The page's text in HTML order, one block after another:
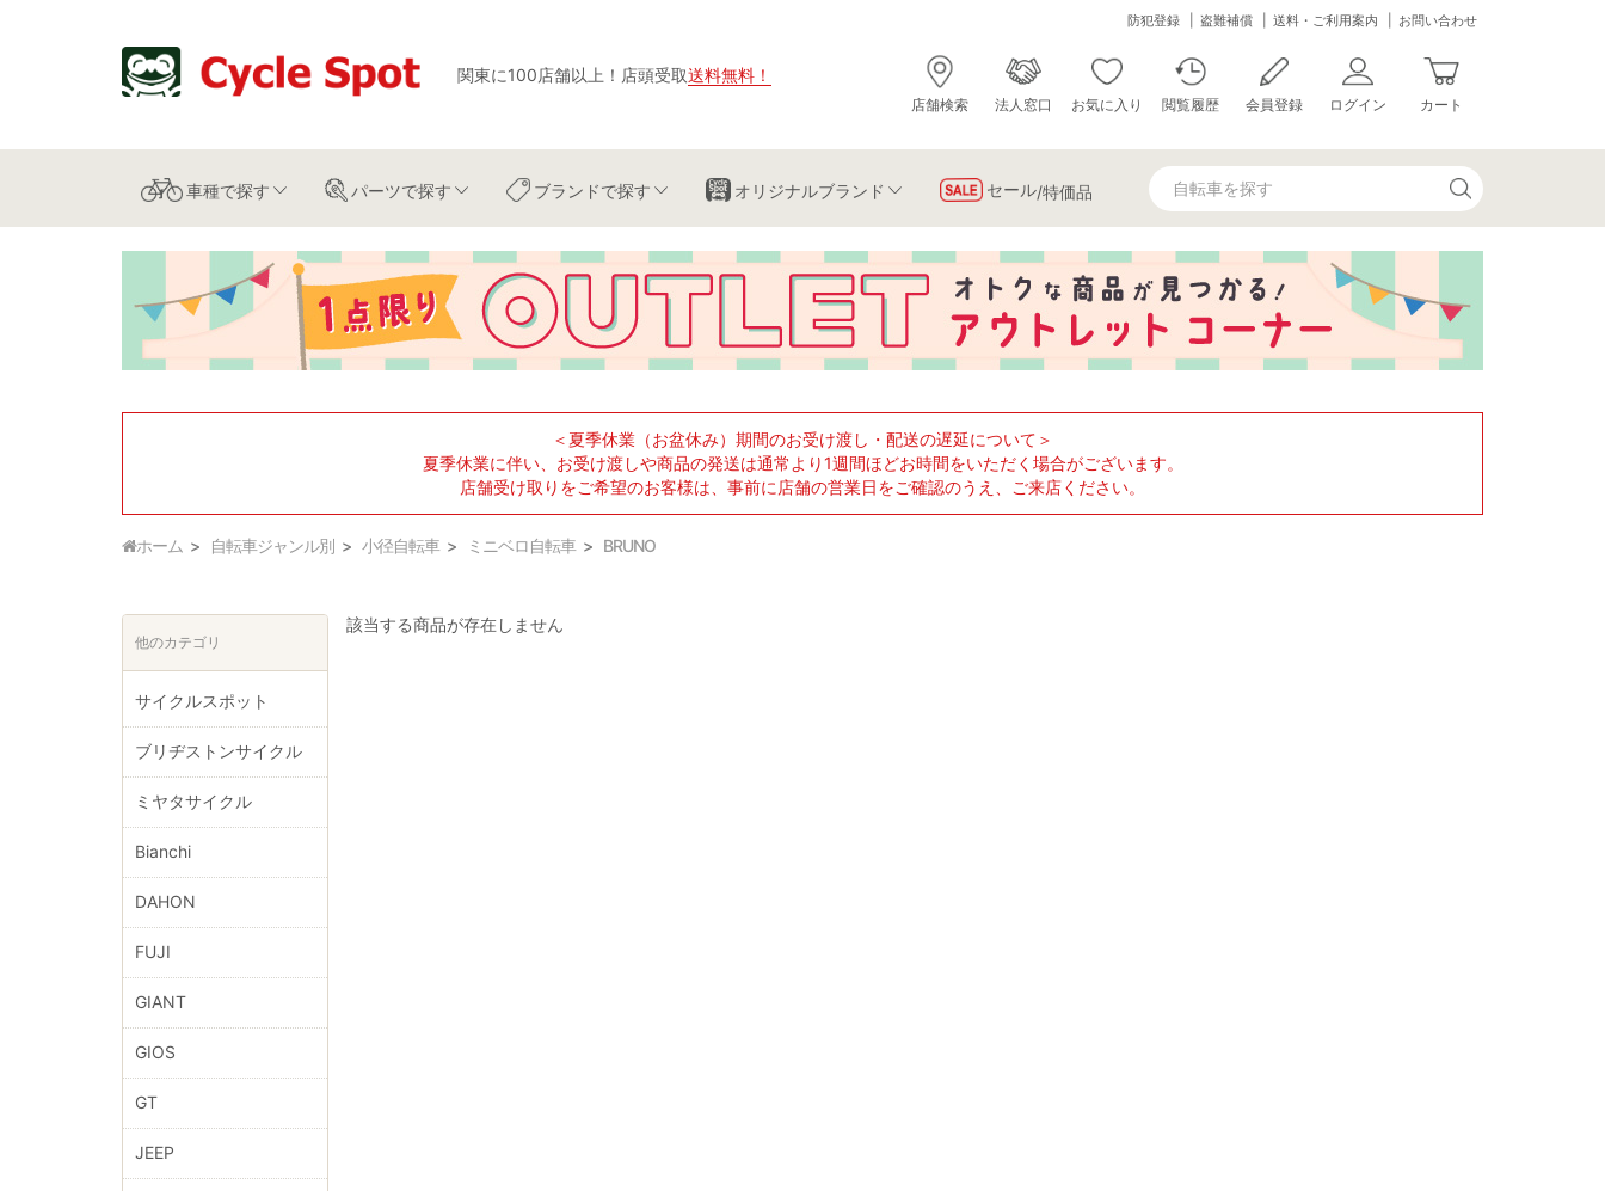
関東に100店舗以上 ！ 店頭受取送料無料 ！
防犯登録 盗難補償 送料・ご利用案内 お問い合わせ
店舗検索 法人窓口 お気に入り 閲覧履歴 会員登録 ログイン カート
車種で探す パーツで探す ブランドで探す オリジナルブランド セール/特価品
＜夏季休業（お盆休み）期間のお受け渡し・配送の遅延について＞
夏季休業に伴い、お受け渡しや商品の発送は通常より1週間ほどお時間をいただく場合がございます。
店舗受け取りをご希望のお客様は、事前に店舗の営業日をご確認のうえ、ご来店ください。
ホーム 自転車ジャンル別 小径自転車 ミニベロ自転車 BRUNO
該当する商品が存在しません
他のカテゴリ
サイクルスポット
ブリヂストンサイクル
ミヤタサイクル
Bianchi
DAHON
FUJI
GIANT
GIOS
GT
JEEP